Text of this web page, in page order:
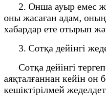
2. Онша ауыр емес
оны жасаған адам, оның
хабардар ете отырып
3. Сотқа дейінгі
Сотқа дейінгі
аяқталғаннан кейін он
кешіктірілмей